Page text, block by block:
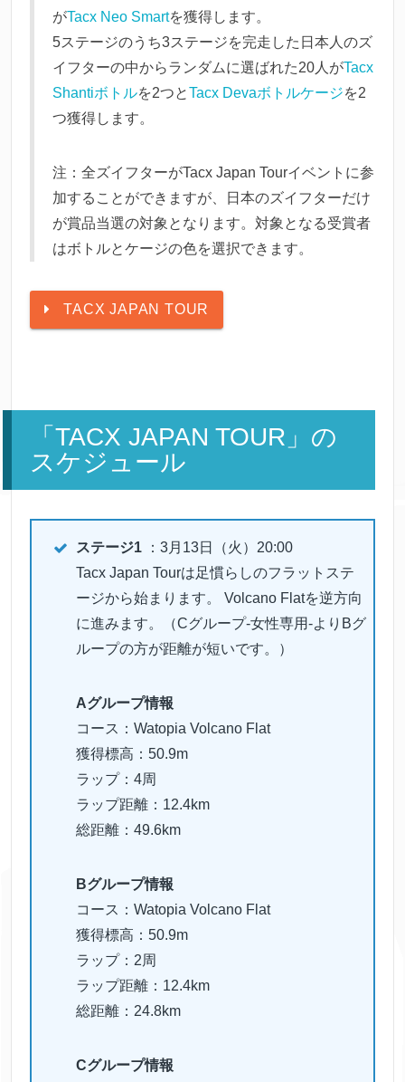
がTacx Neo Smartを獲得します。
5ステージのうち3ステージを完走した日本人のズ
イフターの中からランダムに選ばれた20人がTacx
Shantiボトルを2つとTacx Devaボトルケージを2
つ獲得します。
注：全ズイフターがTacx Japan Tourイベントに参
加することができますが、日本のズイフターだけ
が賞品当選の対象となります。対象となる受賞者
はボトルとケージの色を選択できます。
TACX JAPAN TOUR
「TACX JAPAN TOUR」の
スケジュール
ステージ1
：3月13日（火）20:00
Tacx Japan Tourは足慣らしのフラットステ
ージから始まります。 Volcano Flatを逆方向
に進みます。（Cグループ-女性専用-よりBグ
ループの方が距離が短いです。）
Aグループ情報
コース：Watopia Volcano Flat
獲得標高：50.9m
ラップ：4周
ラップ距離：12.4km
総距離：49.6km
Bグループ情報
コース：Watopia Volcano Flat
獲得標高：50.9m
ラップ：2周
ラップ距離：12.4km
総距離：24.8km
Cグループ情報